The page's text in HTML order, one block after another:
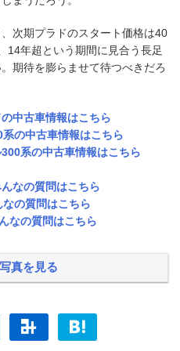
次期プラドのスタート価格は40
14年超という期間に見合う長足
期待を膨らませて待つべきだろ
中古車情報はこちら
の中古車情報はこちら
系の中古車情報はこちら
なの質問はこちら
の質問はこちら
なの質問はこちら
真を見る